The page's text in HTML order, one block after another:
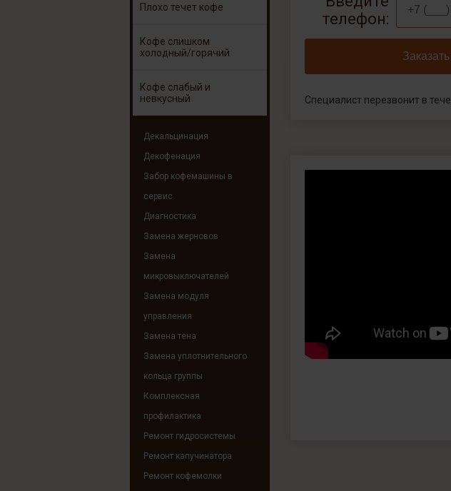
Плохо течет кофе
Кофе слишком
холодный/горячий
Кофе слабый и
невкусный
Декальцинация
Декофенация
Забор кофемашины в
сервис
Диагностика
Замена жерновов
Замена
микровыключателей
Замена модуля
управления
Замена тена
Замена уплотнительного
кольца группы
Комплексная
профилактика
Ремонт гидросистемы
Ремонт капучинатора
Ремонт кофемолки
телефон:
Специалист перезвонит в